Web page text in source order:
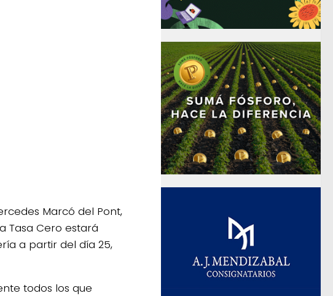
Marcó del Pont,
Tasa Cero estará
a partir del día 25,
todos los que